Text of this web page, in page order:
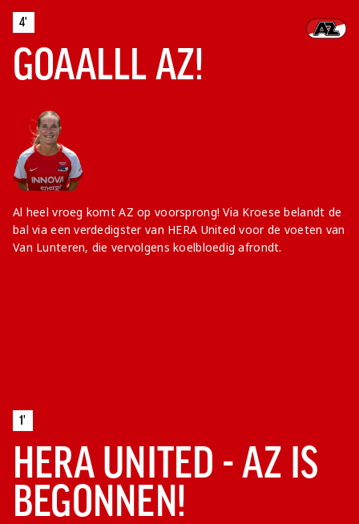
4'
GOAALLL AZ!
Al heel vroeg komt AZ op voorsprong! Via Kroese belandt de
bal via een verdedigster van HERA United voor de voeten van
Van Lunteren, die vervolgens koelbloedig afrondt.
1'
HERA UNITED - AZ IS
BEGONNEN!